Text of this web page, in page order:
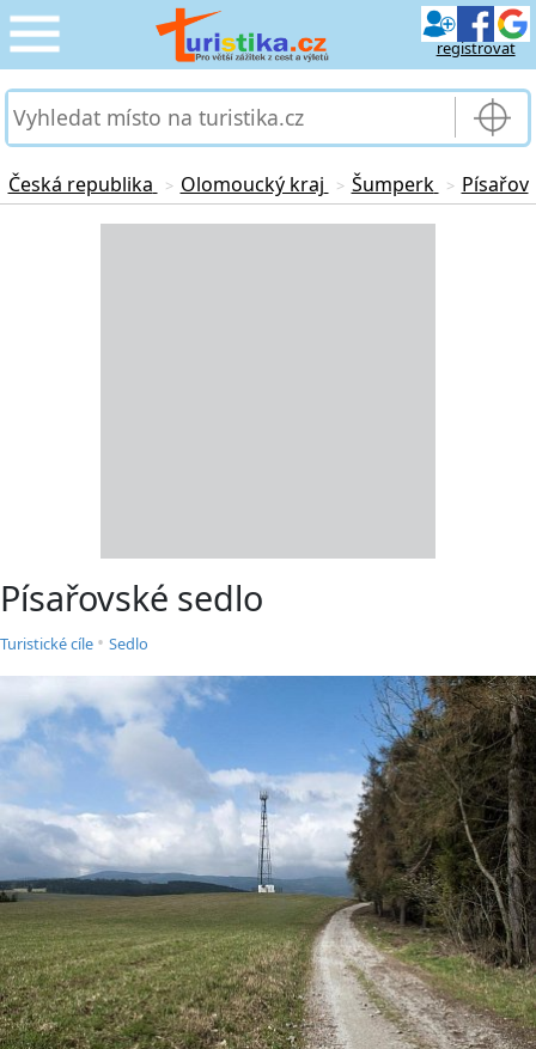
registrovat
CESTOVÁNÍ
SLUŽBY & DOPRAVA
PRO TURISTY
Česká republika > Olomoucký kraj > Šumperk > Písařov
Písařovské sedlo
Turistické cíle • Sedlo